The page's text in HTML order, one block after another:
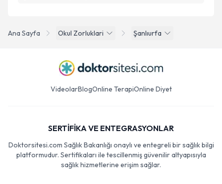
Ana Sayfa Okul Zorluklari Şanlıurfa
VideolarBlogOnline TerapiOnline Diyet
SERTİFİKA VE ENTEGRASYONLAR
Doktorsitesi.com Sağlık Bakanlığı onaylı ve entegreli bir sağlık bilgi
platformudur. Sertifikaları ile tescillenmiş güvenilir altyapısıyla
sağlık hizmetlerine erişim sağlar.